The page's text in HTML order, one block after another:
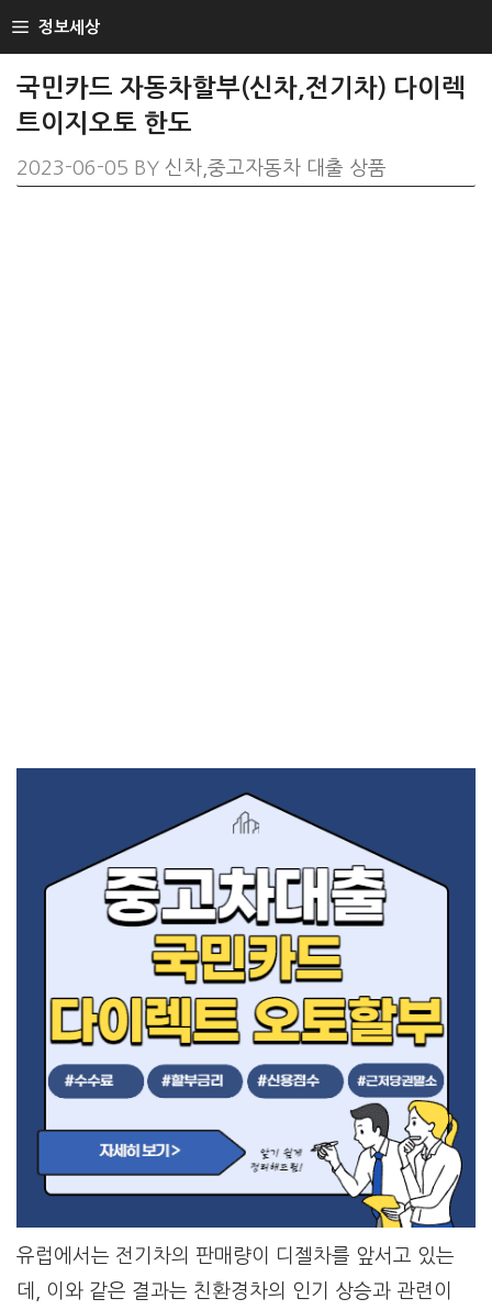
TO
정보세상
국민카드 자동차할부(신차,전기차) 다이렉
트이지오토 한도
2023-06-05 BY 신차,중고자동차 대출 상품
유럽에서는 전기차의 판매량이 디젤차를 앞서고 있는
데, 이와 같은 결과는 친환경차의 인기 상승과 관련이